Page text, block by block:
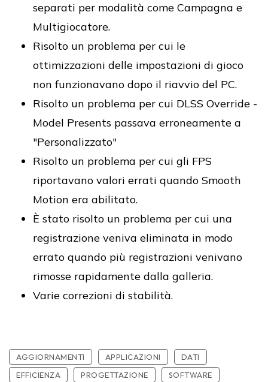
separati per modalità come Campagna e
Multigiocatore.
Risolto un problema per cui le
ottimizzazioni delle impostazioni di gioco
non funzionavano dopo il riavvio del PC.
Risolto un problema per cui DLSS Override -
Model Presents passava erroneamente a
"Personalizzato"
Risolto un problema per cui gli FPS
riportavano valori errati quando Smooth
Motion era abilitato.
È stato risolto un problema per cui una
registrazione veniva eliminata in modo
errato quando più registrazioni venivano
rimosse rapidamente dalla galleria.
Varie correzioni di stabilità.
AGGIORNAMENTI APPLICAZIONI
DATI
EFFICIENZA
PROGETTAZIONE SOFTWARE